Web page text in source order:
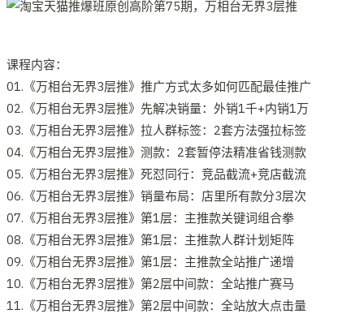
课程内容：
01.《万相台无界3层推》推广方式太多如何匹配最佳推广
02.《万相台无界3层推》先解决销量：外销1千+内销1万
03.《万相台无界3层推》拉人群标签：2套方法强拉标签
04.《万相台无界3层推》测款：2套暂停法精准省钱测款
05.《万相台无界3层推》死怼同行：竞品截流+竞店截流
06.《万相台无界3层推》销量布局：店里所有款分3层次
07.《万相台无界3层推》第1层：主推款关键词组合拳
08.《万相台无界3层推》第1层：主推款人群计划矩阵
09.《万相台无界3层推》第1层：主推款全站推广递增
10.《万相台无界3层推》第2层中间款：全站推广赛马
11.《万相台无界3层推》第2层中间款：全站放大点击量